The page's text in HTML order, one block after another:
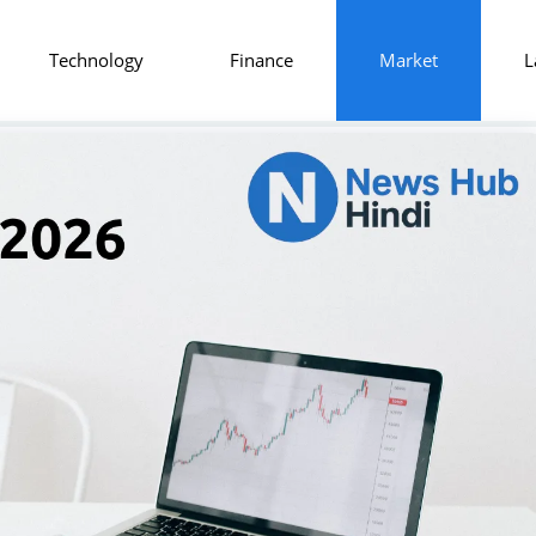
Technology Finance Market